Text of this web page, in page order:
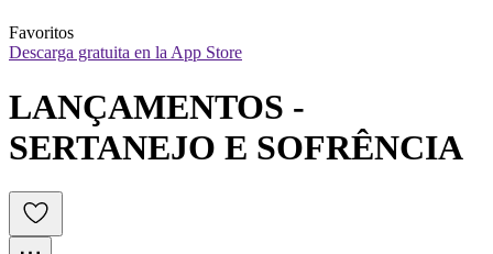
Favoritos
Descarga gratuita en la App Store
LANÇAMENTOS -
SERTANEJO E SOFRÊNCIA